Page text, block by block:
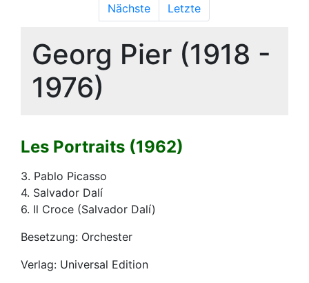
Nächste
Letzte
Georg Pier (1918 -
1976)
Les Portraits (1962)
3. Pablo Picasso
4. Salvador Dalí
6. Il Croce (Salvador Dalí)
Besetzung: Orchester
Verlag: Universal Edition